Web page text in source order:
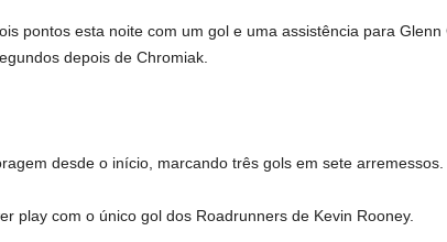
pontos esta noite com um gol e uma assistência para Glenn
depois de Chromiak.
desde o início, marcando três gols em sete arremessos.
play com o único gol dos Roadrunners de Kevin Rooney.